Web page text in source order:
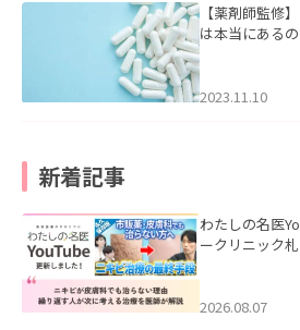
【薬剤師監修
は本当にあるの
2023.11.10
新着記事
わたしの名医
ークリニック
ました。
2026.08.07